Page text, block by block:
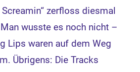
zerfloss diesmal
wusste es noch nicht –
Lips waren auf dem Weg
Übrigens: Die Tracks